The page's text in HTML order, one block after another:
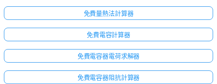
免費量熱法計算器
免費電容計算器
免費電容器電荷求解器
免費電容器阻抗計算器